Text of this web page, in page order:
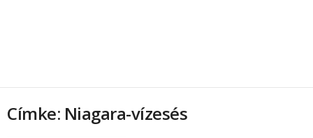
Címke: Niagara-vízesés